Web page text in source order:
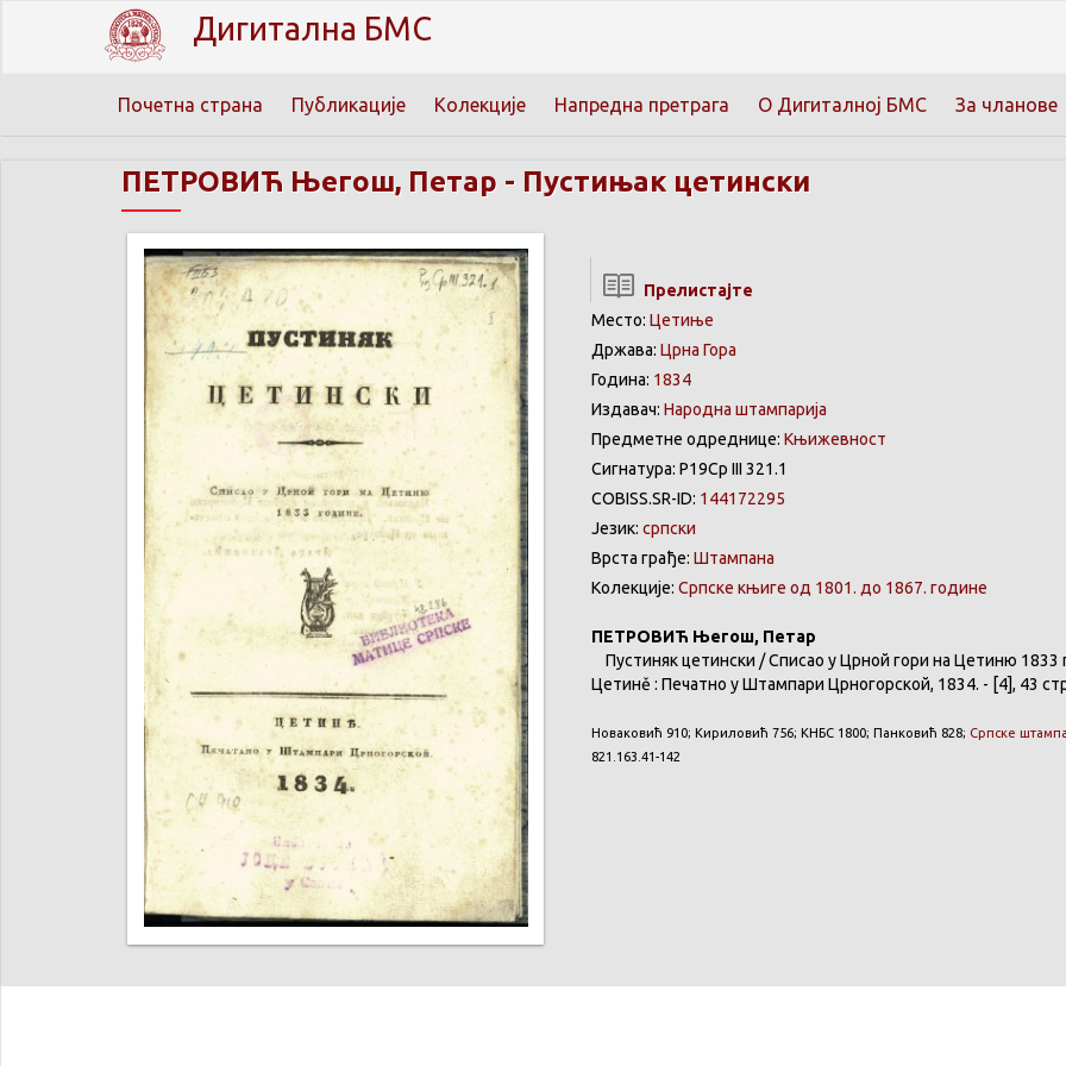
Дигитална БМС
Почетна страна Публикације Колекције Напредна претрага О Дигиталној БМС За чланове
ПЕТРОВИЋ Његош, Петар - Пустињак цетински
Прелистајте
Место: Цетиње
Држава: Црна Гора
Година: 1834
Издавач: Народна штампарија
Предметне одреднице: Књижевност
Сигнатура: Р19Ср III 321.1
COBISS.SR-ID: 144172295
Језик: српски
Врста грађе: Штампана
Колекције: Српске књиге од 1801. до 1867. године
ПЕТРОВИЋ Његош, Петар
Пустинякцетински /Списао уЦрной гори на Цетиню 1833
Цетинě : Печатно уШтампари Црногорской, 1834. - [4], 43
Новаковић 910; Кириловић 756; КНБС 1800; Панковић 828; Српске
821.163.41-142